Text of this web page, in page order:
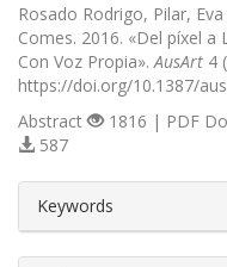
Rosado Rodrigo, Pilar,
Comes. 2016. «Del píxel a
Con Voz Propia». AusArt 4
https://doi.org/10.1387/
Abstract
1816 | PDF
587
Keywords